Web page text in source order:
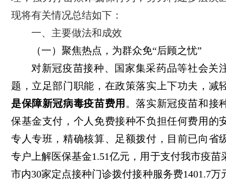
现将有关情况总结如下：
一、主要做法和成效
（一）聚焦热点，为群众免“后顾之忧”
对新冠疫苗接种、国家集采药品等社会关
题，立足部门职能，在政策落实上下功夫，减
是保障新冠病毒疫苗费用 。落实新冠疫苗和接
保基金支付，个人免费接种不负担任何费用的
专人专班，精确核算、足额拨付，目前已向省
专户上解医保基金1.51亿元，用于支付我市疫苗
市内30家定点接种门诊拨付接种服务费1401.7万